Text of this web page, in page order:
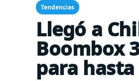
Tendencias
Llegó a
Boombox
para